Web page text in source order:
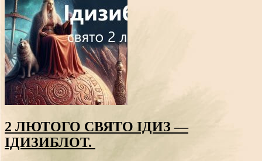
2 ЛЮТОГО СВЯТО ІДИЗ —
ІДИЗИБЛОТ.